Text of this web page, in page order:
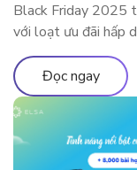
Black Friday 2025
với loạt ưu đãi hấp
Triệu sắp cháy
hữu các gói ELSA
có. Trải nghiệm […]
Đọc ngay